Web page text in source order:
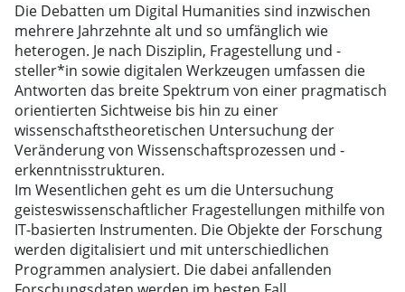
Die Debatten um Digital Humanities sind inzwischen
mehrere Jahrzehnte alt und so umfänglich wie
heterogen. Je nach Disziplin, Fragestellung und -
steller*in sowie digitalen Werkzeugen umfassen die
Antworten das breite Spektrum von einer pragmatisch
orientierten Sichtweise bis hin zu einer
wissenschaftstheoretischen Untersuchung der
Veränderung von Wissenschaftsprozessen und -
erkenntnisstrukturen.
Im Wesentlichen geht es um die Untersuchung
geisteswissenschaftlicher Fragestellungen mithilfe von
IT-basierten Instrumenten. Die Objekte der Forschung
werden digitalisiert und mit unterschiedlichen
Programmen analysiert. Die dabei anfallenden